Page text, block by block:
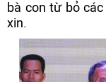
bà con từ bỏ
xin.